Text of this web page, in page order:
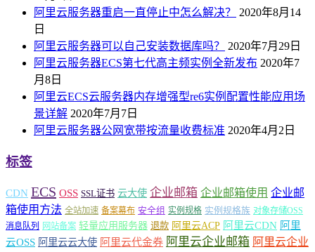
阿里云服务器重启一直停止中怎么解决？
2020年8月14
日
阿里云服务器可以自己安装数据库吗？
2020年7月29日
阿里云服务器ECS第七代高主频实例全新发布 2020年7
月8日
阿里云ECS云服务器内存增强型re6实例配置性能应用场
景详解 2020年7月7日
阿里云服务器公网宽带按流量收费标准 2020年4月2日
标签
CDN ECS OSS SSL证书 云大使 企业邮箱 企业邮箱使用 企业邮
箱使用方法 全站加速 备案幕布 安全组 实例规格 实例规格族 对象存储OSS
消息队列
网站备案 轻量应用服务器 退款 阿里云ACP 阿里云CDN 阿里
云OSS 阿里云云大使 阿里云代金券 阿里云企业邮箱 阿里云企业